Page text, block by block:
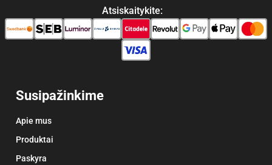
Atsiskaitykite:
Susipažinkime
Apie mus
Produktai
Paskyra